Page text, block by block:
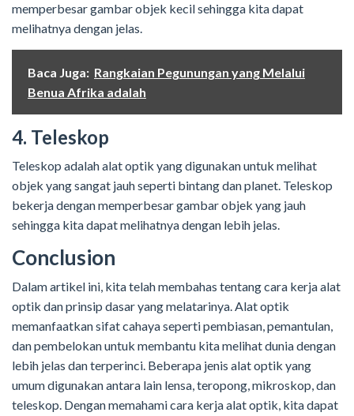
memperbesar gambar objek kecil sehingga kita dapat
melihatnya dengan jelas.
Baca Juga: Rangkaian Pegunungan yang Melalui
Benua Afrika adalah
4. Teleskop
Teleskop adalah alat optik yang digunakan untuk melihat
objek yang sangat jauh seperti bintang dan planet. Teleskop
bekerja dengan memperbesar gambar objek yang jauh
sehingga kita dapat melihatnya dengan lebih jelas.
Conclusion
Dalam artikel ini, kita telah membahas tentang cara kerja alat
optik dan prinsip dasar yang melatarinya. Alat optik
memanfaatkan sifat cahaya seperti pembiasan, pemantulan,
dan pembelokan untuk membantu kita melihat dunia dengan
lebih jelas dan terperinci. Beberapa jenis alat optik yang
umum digunakan antara lain lensa, teropong, mikroskop, dan
teleskop. Dengan memahami cara kerja alat optik, kita dapat